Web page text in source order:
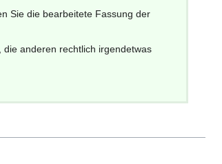
Sie die bearbeitete Fassung der
die anderen rechtlich irgendetwas